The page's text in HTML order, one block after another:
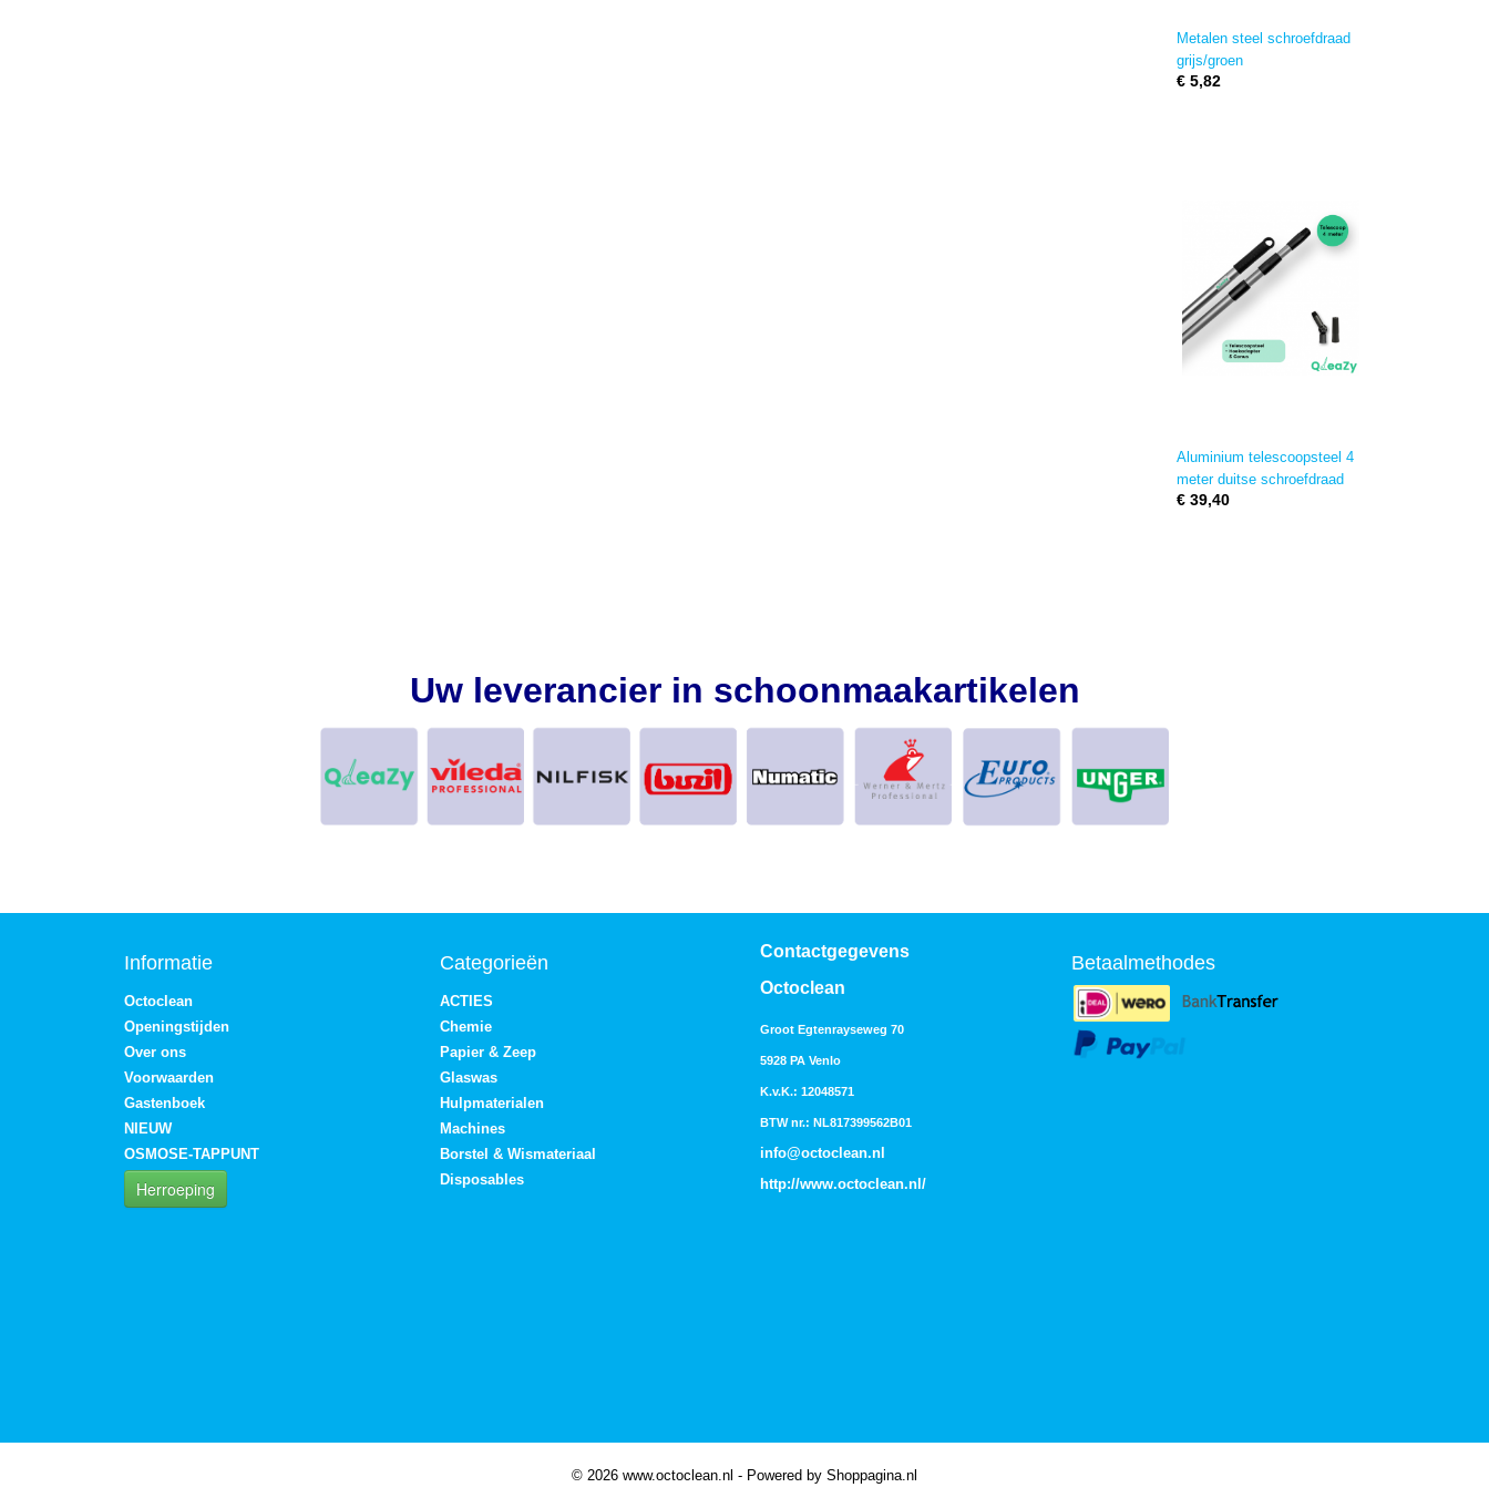
Metalen steel schroefdraad
grijs/groen
€ 5,82
Aluminium telescoopsteel 4
meter duitse schroefdraad
€ 39,40
Uw leverancier in schoonmaakartikelen
Informatie
Octoclean
Openingstijden
Over ons
Voorwaarden
Gastenboek
NIEUW
OSMOSE-TAPPUNT
Herroeping
Categorieën
ACTIES
Chemie
Papier & Zeep
Glaswas
Hulpmaterialen
Machines
Borstel & Wismateriaal
Disposables
Contactgegevens
Octoclean
Groot Egtenrayseweg 70
5928 PA Venlo
K.v.K.: 12048571
BTW nr.: NL817399562B01
info@octoclean.nl
http://www.octoclean.nl /
Betaalmethodes
© 2026 www.octoclean.nl - Powered by Shoppagina.nl